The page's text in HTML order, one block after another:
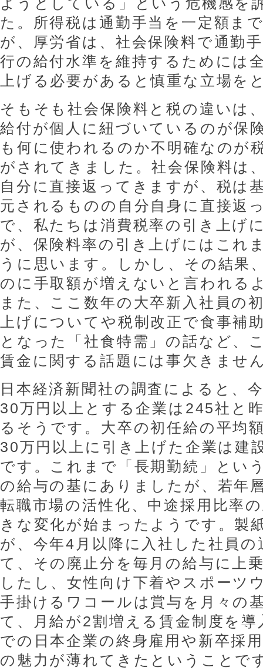
ようとしている」という危機感を
た。所得税は通勤手当を一定額ま
が、厚労省は、社会保険料で通勤
行の給付水準を維持するためには
上げる必要があると慎重な立場を
そもそも社会保険料と税の違いは
給付が個人に紐づいているのが保
も何に使われるのか不明確なのが
がされてきました。社会保険料は
自分に直接返ってきますが、税は
元されるものの自分自身に直接返
で、私たちは消費税率の引き上げ
が、保険料率の引き上げにはこれ
うに思います。しかし、その結果
のに手取額が増えないと言われる
また、ここ数年の大卒新入社員の
上げについてや税制改正で食事補
となった「社食特需」の話など、
賃金に関する話題には事欠きませ
日本経済新聞社の調査によると、
30万円以上とする企業は245社と
るそうです。大卒の初任給の平均
30万円以上に引き上げた企業は建
です。これまで「長期勤続」とい
の給与の基にありましたが、若年
転職市場の活性化、中途採用比率
きな変化が始まったようです。製
が、今年4月以降に入社した社員
て、その廃止分を毎月の給与に上
したし、女性向け下着やスポーツ
手掛けるワコールは賞与を月々の
て、月給が2割増える賃金制度を
での日本企業の終身雇用や新卒採
の魅力が薄れてきたということで